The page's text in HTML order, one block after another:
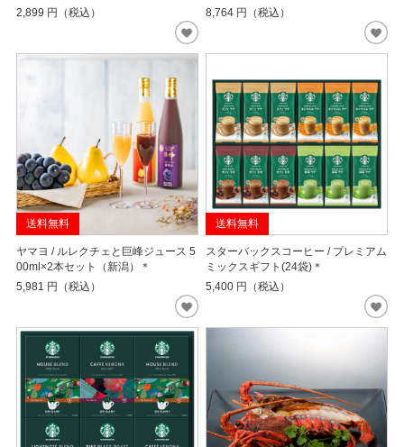
2,899 円（税込）
8,764 円（税込）
送料無料
ヤマヨ / ルレクチェと巨峰ジュース 5
00ml×2本セット（新潟）＊
5,981 円（税込）
送料無料
スターバックスコーヒー / プレミアム
ミックスギフト(24袋)＊
5,400 円（税込）